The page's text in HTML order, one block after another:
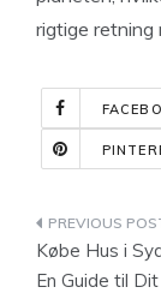
rigtige retning
Købe Hus i
En Guide til Dit